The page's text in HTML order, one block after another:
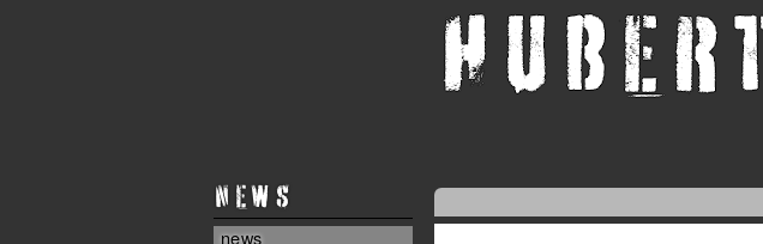
NEWS
news